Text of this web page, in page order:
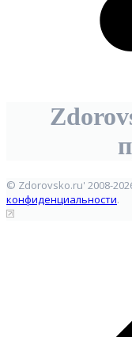
© Zdorovsko.ru' 2008-
конфиденциальности.